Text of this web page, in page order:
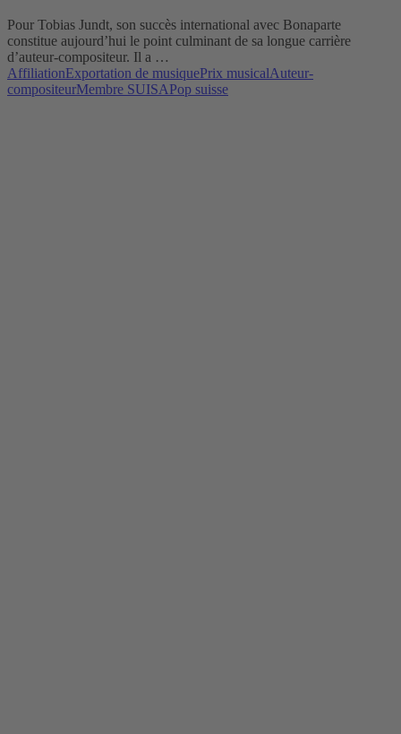
Pour Tobias Jundt, son succès international avec Bonaparte
constitue aujourd’hui le point culminant de sa longue carrière
d’auteur-compositeur. Il a …
AffiliationExportation de musiquePrix musicalAuteur-
compositeurMembre SUISAPop suisse